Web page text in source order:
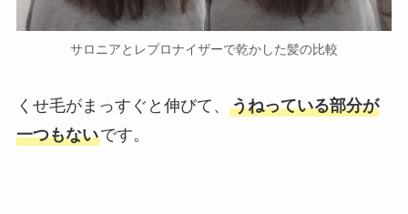
サロニアとレプロナイザーで乾かした髪の比較
くせ毛がまっすぐと伸びて、 うねっている部分が
一つもないです。